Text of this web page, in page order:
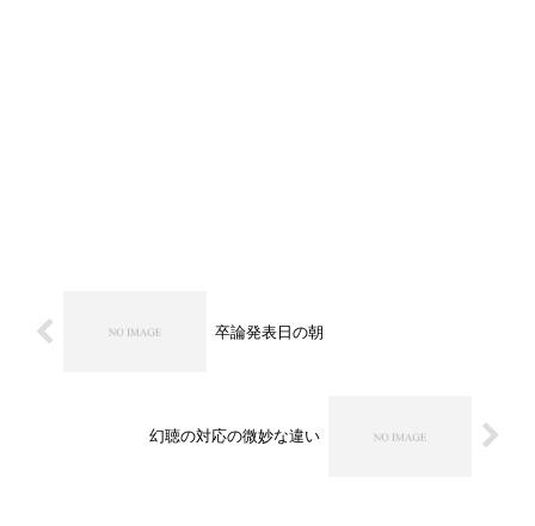
卒論発表日の朝
幻聴の対応の微妙な違い